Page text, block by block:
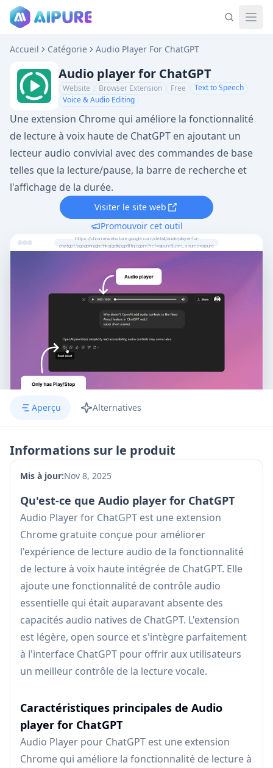
Accueil Catégorie Audio Player For ChatGPT
Audio player for ChatGPT
Website Browser Extension Free
Text to Speech
Voice & Audio Editing
Une extension Chrome qui améliore la fonctionnalité
de lecture à voix haute de ChatGPT en ajoutant un
lecteur audio convivial avec des commandes de base
telles que la lecture/pause, la barre de recherche et
l'affichage de la durée.
Visiter le site web
Promouvoir cet outil
https://chromewebstore.google.com/detail/audio-player-for-
chatgpt/pgogbhnjghehkajgclkpgplflfnjcgpm?ref=aipure&utm_source=aipure
Aperçu Alternatives
Informations sur le produit
Mis à jour:Nov 8, 2025
Qu'est-ce que Audio player for ChatGPT
Audio Player for ChatGPT est une extension
Chrome gratuite conçue pour améliorer
l'expérience de lecture audio de la fonctionnalité
de lecture à voix haute intégrée de ChatGPT. Elle
ajoute une fonctionnalité de contrôle audio
essentielle qui était auparavant absente des
capacités audio natives de ChatGPT. L'extension
est légère, open source et s'intègre parfaitement
à l'interface ChatGPT pour offrir aux utilisateurs
un meilleur contrôle de la lecture vocale.
Caractéristiques principales de Audio
player for ChatGPT
Audio Player pour ChatGPT est une extension
Chrome qui améliore la fonctionnalité de lecture à